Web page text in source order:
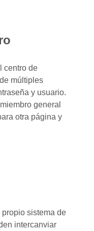
centro de
múltiples
y usuario.
general
otra página y
sistema de
intercanviar